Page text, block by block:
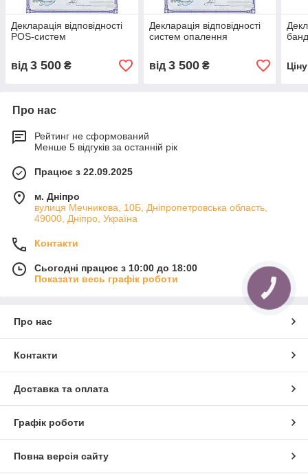
Декларація відповідності
POS-систем
від 3 500 ₴
Декларація відповідності
систем опалення
від 3 500₴
Про нас
Рейтинг не сформований
Менше 5 відгуків за останній рік
Працює з 22.09.2025
м. Дніпро
вулиця Мечникова, 10Б, Дніпропетровська область,
49000, Дніпро, Україна
Контакти
Сьогодні працює з 10:00 до 18:00
Показати весь графік роботи
Про нас
Контакти
Доставка та оплата
Графік роботи
Повна версія сайту
КНОПКА
ЗВ'ЯЗКУ